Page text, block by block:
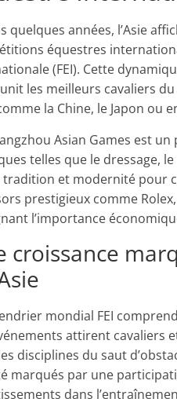
quelques années, l’Asie
équestres
(FEI). Cette
les meilleurs cavaliers
la Chine, le Japon ou
Asian Games est
telles que le dressage,
tradition et modernité pour
prestigieux comme
l’importance
croissance
mondial FEI
attirent cavaliers
disciplines du saut
marqués par une
dans